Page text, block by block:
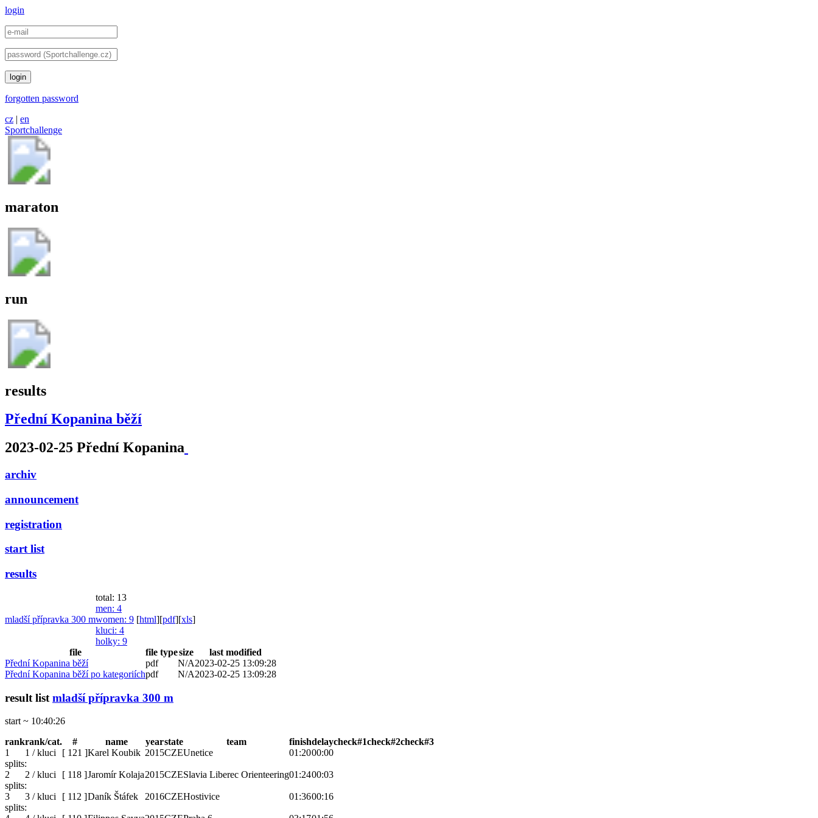
login
login
forgotten password
cz | en
Sportchallenge
maraton
run
results
Přední Kopanina běží
2023-02-25 Přední Kopanina
archiv
announcement
registration
start list
results
mladší přípravka 300 m
total: 13
men: 4
women: 9
kluci: 4
holky: 9
[html][pdf][xls]
file file typesize
last modified
Přední Kopanina běží
pdf N/A2023-02-25 13:09:28
Přední Kopanina běží po kategoriíchpdf N/A2023-02-25 13:09:28
result list mladší přípravka 300 m
start ~ 10:40:26
rankrank/cat. # name yearstate team finishdelaycheck#1check#2check#3
1
1 / kluci [ 121 ]Karel Koubik 2015CZEUnetice 01:2000:00
splits:
2
2 / kluci [ 118 ]Jaromír Kolaja2015CZESlavia Liberec Orienteering01:2400:03
splits:
3
3 / kluci [ 112 ]Daník Štáfek 2016CZEHostivice 01:3600:16
splits: